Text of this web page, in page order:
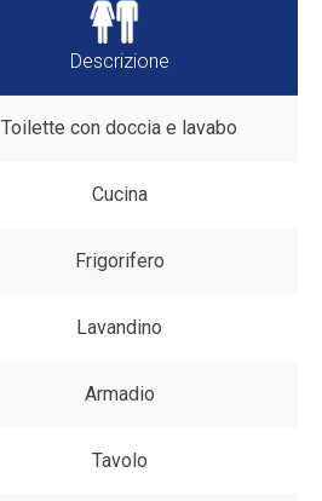
Descrizione
Toilette con doccia e lavabo
Cucina
Frigorifero
Lavandino
Armadio
Tavolo